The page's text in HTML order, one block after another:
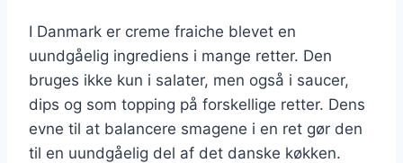
I Danmark er creme fraiche blevet en
uundgåelig ingrediens i mange retter. Den
bruges ikke kun i salater, men også i saucer,
dips og som topping på forskellige retter. Dens
evne til at balancere smagene i en ret gør den
til en uundgåelig del af det danske køkken.